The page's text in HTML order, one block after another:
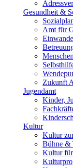
Gesundheit &
Amt für
Zukunft
Jugendamt
Kinder,
Kultur
Kultur
Bühne &
Kultur